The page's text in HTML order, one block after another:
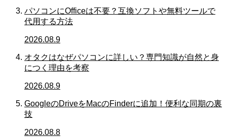
パソコンにOfficeは不要？互換ソフトや無料ツールで
代用する方法
2026.08.9
オタクはなぜパソコンに詳しい？専門知識が自然と身
につく理由を考察
2026.08.9
GoogleのDriveをMacのFinderに追加！便利な同期の裏
技
2026.08.8